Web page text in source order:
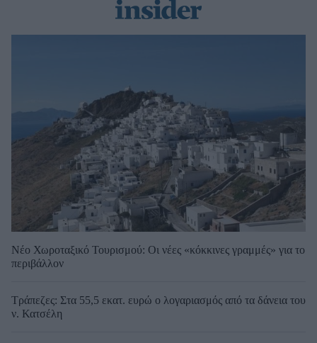
Νέο Χωροταξικό Τουρισμού: Οι νέες «κόκκινες γραμμές» για το
περιβάλλον
Τράπεζες: Στα 55,5 εκατ. ευρώ ο λογαριασμός από τα δάνεια του
ν. Κατσέλη